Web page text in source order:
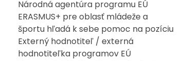
Národná agentúra programu EÚ
ERASMUS+ pre oblasť mládeže a
športu hľadá k sebe pomoc na pozíciu
Externý hodnotiteľ / externá
hodnotiteľka programov EÚ